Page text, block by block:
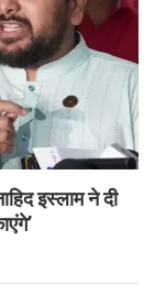
इस्लाम ने दी